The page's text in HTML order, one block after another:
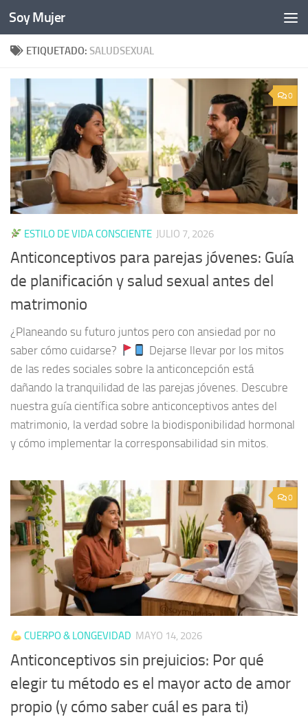
Bajo el contenido
Soy Mujer
ETIQUETADO: SALUDSEXUAL
0
ESTILO DE VIDA CONSCIENTE JULIO 7, 2026
Anticonceptivos para parejas jóvenes: Guía
de planificación y salud sexual antes del
matrimonio
¿Planeando su futuro juntos pero con ansiedad por no
saber cómo cuidarse?
Dejarse llevar por los mitos
de las redes sociales sobre la anticoncepción está
dañando la tranquilidad de las parejas jóvenes. Descubre
nuestra guía científica sobre anticonceptivos antes del
matrimonio, la verdad sobre la biodisponibilidad hormonal
y cómo implementar la corresponsabilidad sin mitos.
0
CUERPO & LONGEVIDAD MAYO 14, 2026
Anticonceptivos sin prejuicios: Por qué
elegir tu método es el mayor acto de amor
propio (y cómo saber cuál es para ti)